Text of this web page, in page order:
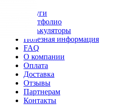
Услуги
Портфолио
Калькуляторы
Полезная информация
FAQ
О компании
Оплата
Доставка
Отзывы
Партнерам
Контакты